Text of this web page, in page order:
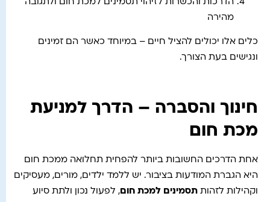
הדרכות והכשרות לזיהוי תסמינים למכת חום ולתגובה
מהירה
כלים אלו יכולים להציל חיים – במיוחד כאשר הם זמינים
ונגישים בעת הצורך.
חינוך והסברה – הדרך למניעת
מכת חום
אחת הדרכים החשובות ביותר להפחית תחלואה ממכת חום
היא הגברת המודעות בציבור. יש ללמד ילדים, מורים, מעסיקים
וקהילות לזהות תסמינים למכת חום, לפעול נכון ולתת סיוע